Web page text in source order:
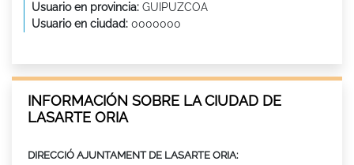
Usuario en provincia: GUIPUZCOA
Usuario en ciudad: 0000000
INFORMACIÓN SOBRE LA CIUDAD DE
LASARTE ORIA
DIRECCIÓ AJUNTAMENT DE LASARTE ORIA: